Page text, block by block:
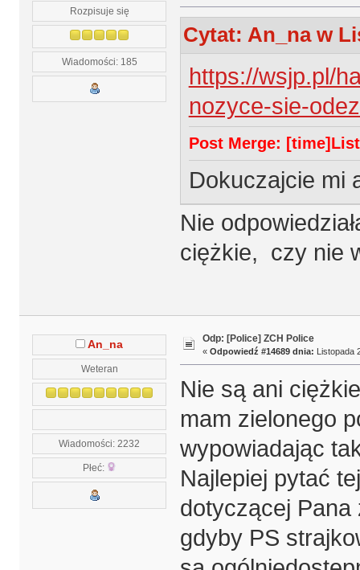
Rozpisuje się
Wiadomości: 185
Cytat: An_na w
https://wsjp.pl/
nozyce-sie-
Post Merge:
Dokuczajcie mi
Nie
ciężkie, czy nie
An_na
Weteran
Wiadomości: 2232
Płeć:
Odp: [Police] ZCH Police
« Odpowiedź #14689 dnia: Listopada
Nie są ani
mam zielonego
wypowiadając
Najlepiej pytać
dotyczącej Pana
gdyby PS